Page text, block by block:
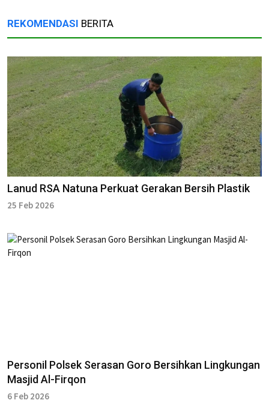
REKOMENDASI BERITA
Lanud RSA Natuna Perkuat Gerakan Bersih Plastik
25 Feb 2026
Personil Polsek Serasan Goro Bersihkan Lingkungan
Masjid Al-Firqon
6 Feb 2026